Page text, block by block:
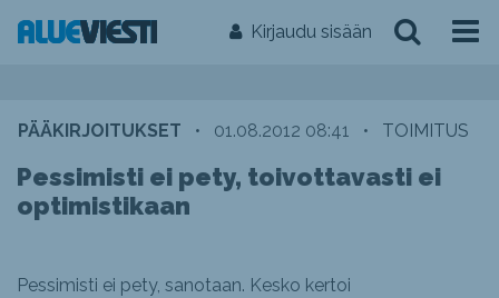
Kirjaudu sisään
PÄÄKIRJOITUKSET • 01.08.2012 08:41 • TOIMITUS
Pessimisti ei pety, toivottavasti ei
optimistikaan
Pessimisti ei pety, sanotaan. Kesko kertoi